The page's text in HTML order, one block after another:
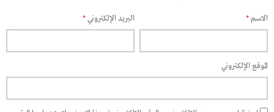
الاسم* البريد الإلكتروني*
الموقع الإلكتروني